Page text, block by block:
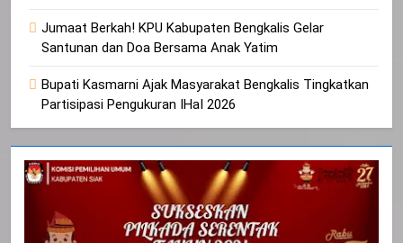
Jumaat Berkah! KPU Kabupaten Bengkalis Gelar
Santunan dan Doa Bersama Anak Yatim
Bupati Kasmarni Ajak Masyarakat Bengkalis Tingkatkan
Partisipasi Pengukuran IHaI 2026